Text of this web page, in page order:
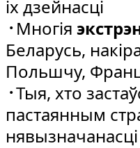
іх дзейнасці
᠂Многія
Беларусь,
Польшчу,
᠂Тыя, хто
пастаянным
нявызначанасці